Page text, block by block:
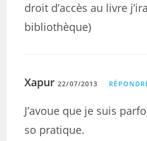
droit d’accès au livre
bibliothèque)
Xapur 22/07/2013
J’avoue que je suis
so pratique.